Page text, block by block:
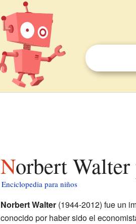
Norbert
Enciclopedia para niños
Norbert Walter(1944-2012) fue un
conocido por haber sido el